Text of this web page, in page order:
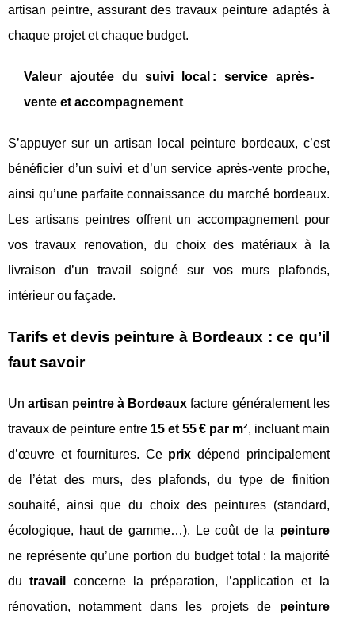
artisan peintre, assurant des travaux peinture adaptés à
chaque projet et chaque budget.
Valeur ajoutée du suivi local : service après-
vente et accompagnement
S’appuyer sur un artisan local peinture bordeaux, c’est
bénéficier d’un suivi et d’un service après-vente proche,
ainsi qu’une parfaite connaissance du marché bordeaux.
Les artisans peintres offrent un accompagnement pour
vos travaux renovation, du choix des matériaux à la
livraison d’un travail soigné sur vos murs plafonds,
intérieur ou façade.
Tarifs et devis peinture à Bordeaux : ce qu’il
faut savoir
Unartisan peintre à Bordeaux facture généralement les
travaux de peinture entre 15 et 55 € par m², incluant main
d’œuvre et fournitures. Ce prix dépend principalement
de l’état des murs, des plafonds, du type de finition
souhaité, ainsi que du choix des peintures (standard,
écologique, haut de gamme…). Le coût de la peinture
ne représente qu’une portion du budget total : la majorité
dutravail
concerne la préparation, l’application et la
rénovation, notamment dans les projets de peinture